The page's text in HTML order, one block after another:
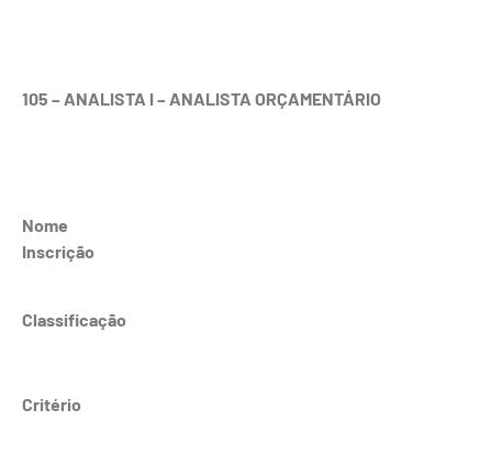
105 – ANALISTA I – ANALISTA ORÇAMENTÁRIO
Nome
Inscrição
Classificação
Critério